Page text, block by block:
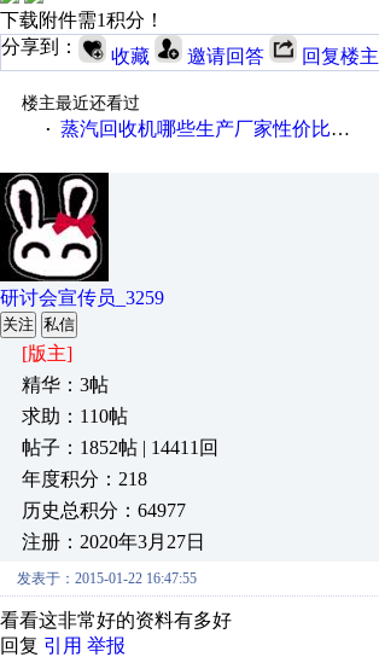
下载附件需1积分！
分享到：
收藏 邀请回答 回复楼主
楼主最近还看过
· 蒸汽回收机哪些生产厂家性价比高一些
研讨会宣传员_3259
关注 私信
[版主]
精华：3帖
求助：110帖
帖子：1852帖 | 14411回
年度积分：218
历史总积分：64977
注册：2020年3月27日
发表于：2015-01-22 16:47:55
看看这非常好的资料有多好
回复 引用 举报